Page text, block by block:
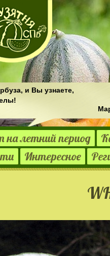
и Вы узнаете,
летний период
Интересное